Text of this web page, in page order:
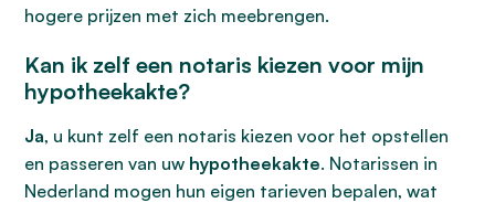
hogere prijzen met zich meebrengen.
Kan ik zelf een notaris kiezen voor mijn
hypotheekakte?
Ja, u kunt zelf een notaris kiezen voor het opstellen
en passeren van uw hypotheekakte. Notarissen in
Nederland mogen hun eigen tarieven bepalen, wat